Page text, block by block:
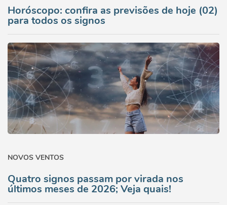
Horóscopo: confira as previsões de hoje (02)
para todos os signos
NOVOS VENTOS
Quatro signos passam por virada nos
últimos meses de 2026; Veja quais!